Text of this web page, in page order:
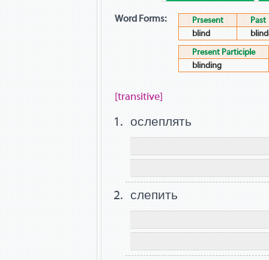
Word Forms: Prsesent
Past
blind
Present Participle
blinding
[transitive]
ослеплять
слепить